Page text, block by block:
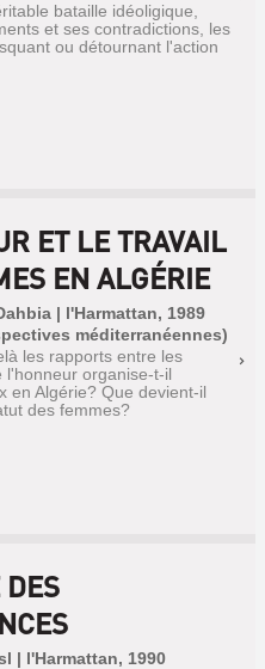
bataille idéoligique,
et ses contradictions, les
ou détournant l'action
ET LE TRAVAIL
EN ALGÉRIE
| l'Harmattan, 1989
méditerranéennes)
les rapports entre les
l'honneur organise-t-il
en Algérie? Que devient-il
des femmes?
| l'Harmattan, 1990